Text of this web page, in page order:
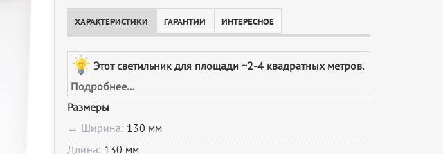
ХАРАКТЕРИСТИКИ ГАРАНТИИ ИНТЕРЕСНОЕ
Этот светильник для площади ~2-4 квадратных метров.
Подробнее...
Размеры
↔ Ширина: 130 мм
Длина: 130 мм